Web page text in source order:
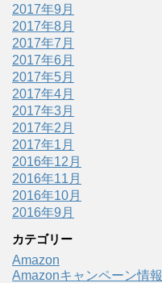
2017年9月
2017年8月
2017年7月
2017年6月
2017年5月
2017年4月
2017年3月
2017年2月
2017年1月
2016年12月
2016年11月
2016年10月
2016年9月
カテゴリー
Amazon
Amazonキャンペーン情報